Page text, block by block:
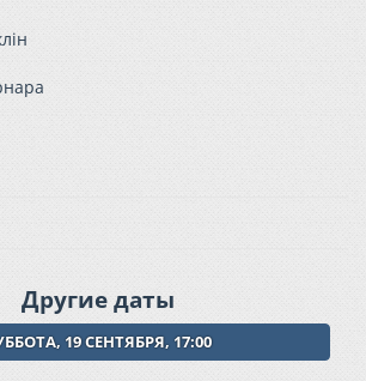
Другие даты
19 СЕНТЯБРЯ, 17:00